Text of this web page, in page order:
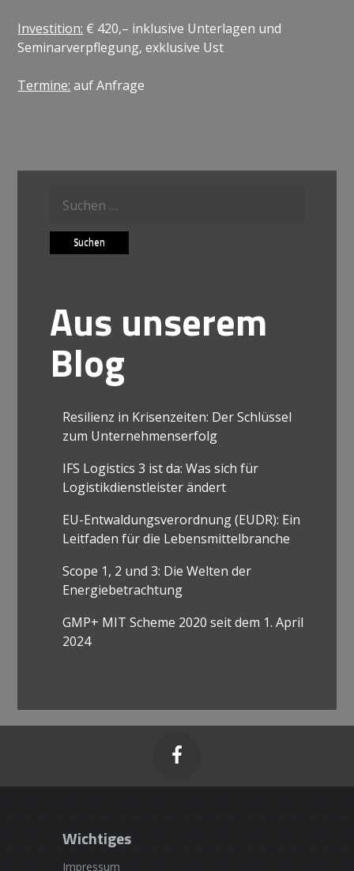
Investition: € 420,– inklusive Unterlagen und
Seminarverpflegung, exklusive Ust
Termine: auf Anfrage
Suche
nach:
Aus unserem
Blog
Resilienz in Krisenzeiten: Der Schlüssel
zum Unternehmenserfolg
IFS Logistics 3 ist da: Was sich für
Logistikdienstleister ändert
EU-Entwaldungsverordnung (EUDR): Ein
Leitfaden für die Lebensmittelbranche
Scope 1, 2 und 3: Die Welten der
Energiebetrachtung
GMP+ MIT Scheme 2020 seit dem 1. April
2024

Wichtiges
Impressum